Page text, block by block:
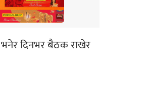
भनेर दिनभर बैठक राखेर